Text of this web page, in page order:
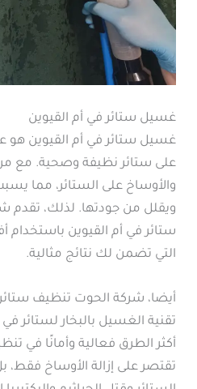
غسيل ستائر في أم القيوين
غسيل ستائر في أم القيوين هو
على ستائر نظيفة وصحية. مع
والأوساخ على الستائر، مما
ويقلل من جودتها. لذلك،
ستائر في أم القيوين باستخدام
التي تضمن لك نتائج مثالية.
أيضا، شركة الحوت تنظيف
تقنية الغسيل بالبخار لستائر
أكثر الطرق فعالية وأمانًا في
تقتصر على إزالة الأوساخ فقط،